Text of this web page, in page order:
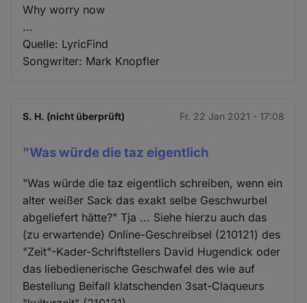
Why worry now
...
Quelle: LyricFind
Songwriter: Mark Knopfler
S. H. (nicht überprüft) Fr. 22 Jan 2021 - 17:08
"Was würde die taz eigentlich
"Was würde die taz eigentlich schreiben, wenn ein
alter weißer Sack das exakt selbe Geschwurbel
abgeliefert hätte?" Tja ... Siehe hierzu auch das
(zu erwartende) Online-Geschreibsel (210121) des
"Zeit"-Kader-Schriftstellers David Hugendick oder
das liebedienerische Geschwafel des wie auf
Bestellung Beifall klatschenden 3sat-Claqueurs